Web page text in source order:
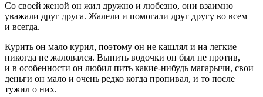
Со своей женой он жил дружно и любезно, они взаимно
уважали друг друга. Жалели и помогали друг другу во всем
и всегда.
Курить он мало курил, поэтому он не кашлял и на легкие
никогда не жаловался. Выпить водочки он был не против,
и в особенности он любил пить какие-нибудь магарычи, свои
деньги он мало и очень редко когда пропивал, и то после
тужил о них.